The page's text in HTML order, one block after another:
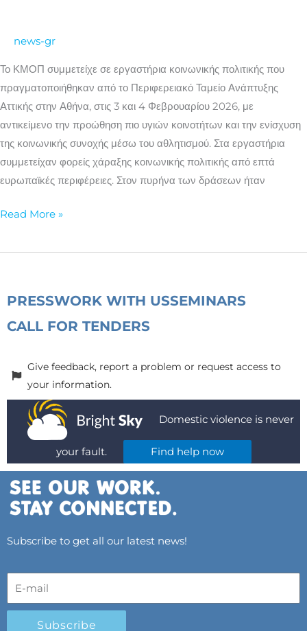
news-gr
Το ΚΜΟΠ συμμετείχε σε εργαστήρια κοινωνικής πολιτικής που
πραγματοποιήθηκαν από το Περιφερειακό Ταμείο Ανάπτυξης
Αττικής στην Αθήνα, στις 3 και 4 Φεβρουαρίου 2026, με
αντικείμενο την προώθηση πιο υγιών κοινοτήτων και την ενίσχυση
της κοινωνικής συνοχής μέσω του αθλητισμού. Στα εργαστήρια
συμμετείχαν φορείς χάραξης κοινωνικής πολιτικής από επτά
ευρωπαϊκές περιφέρειες. Στον πυρήνα των δράσεων ήταν
πολιτικής
για
πιο
υγιείς
κοινότητες
Read More »
PRESSWORK WITH USSEMINARS
CALL FOR TENDERS
Give feedback, report a problem or request access to
your information.
Domestic violence is never
your fault. Find help now
Subscribe to get all our latest news!
Subscribe